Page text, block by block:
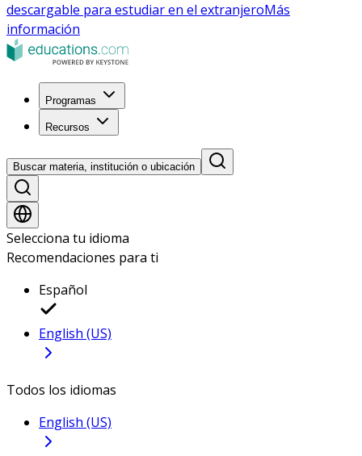
descargable para estudiar en el extranjeroMás
información
Programas
Recursos
Buscar materia, institución o ubicación
Selecciona tu idioma
Recomendaciones para ti
Español
English (US)
Todos los idiomas
English (US)